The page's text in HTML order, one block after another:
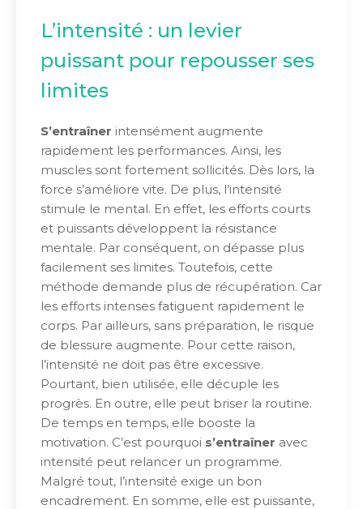
L’intensité : un levier
puissant pour repousser ses
limites
S’entraîner intensément augmente
rapidement les performances. Ainsi, les
muscles sont fortement sollicités. Dès lors, la
force s’améliore vite. De plus, l’intensité
stimule le mental. En effet, les efforts courts
et puissants développent la résistance
mentale. Par conséquent, on dépasse plus
facilement ses limites. Toutefois, cette
méthode demande plus de récupération. Car
les efforts intenses fatiguent rapidement le
corps. Par ailleurs, sans préparation, le risque
de blessure augmente. Pour cette raison,
l’intensité ne doit pas être excessive.
Pourtant, bien utilisée, elle décuple les
progrès. En outre, elle peut briser la routine.
De temps en temps, elle booste la
motivation. C’est pourquoi s’entraîner avec
intensité peut relancer un programme.
Malgré tout, l’intensité exige un bon
encadrement. En somme, elle est puissante,